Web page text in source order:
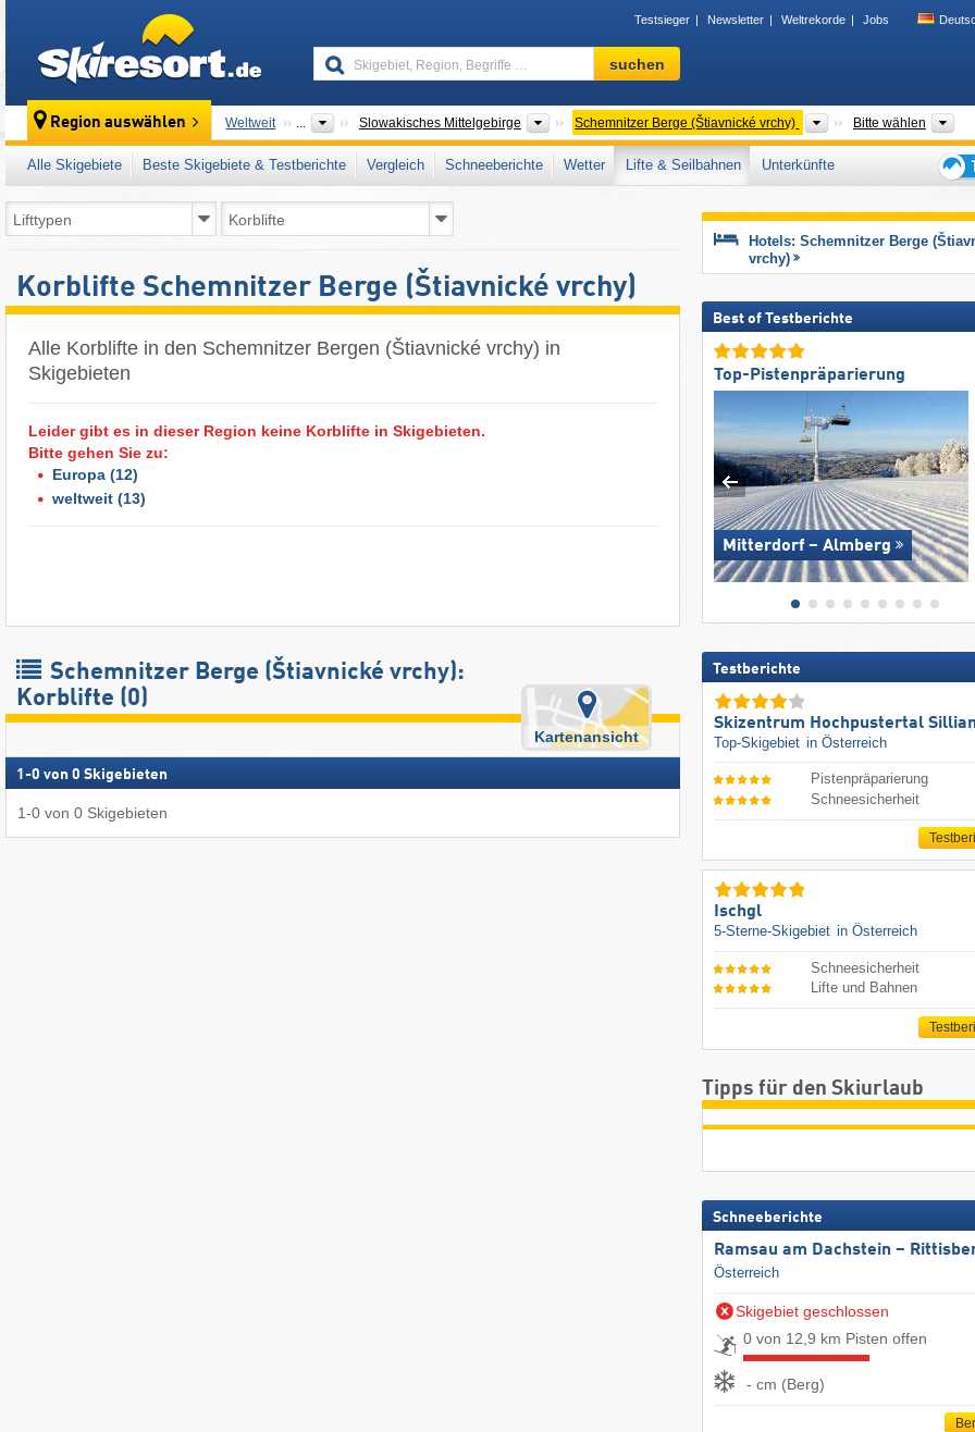
Testsieger Newsletter Weltrekorde Jobs
Skigebiet,
Region,
…
suchen
Region auswählen Weltweit ... Slowakisches Mittelgebirge Gebirgszüge
Schemnitzer Berge (Štiavnické vrchy) Gebirgszüge
Bitte wählen
Alle Skigebiete Beste Skigebiete & Testberichte Vergleich Schneeberichte Wetter Lifte & Seilbahnen
Unterkünfte
für
den
Korblifte Schemnitzer Berge (Štiavnické vrchy)
Alle Korblifte in den Schemnitzer Bergen (Štiavnické vrchy) in
Skigebieten
Leider gibt es in dieser Region keine Korblifte in Skigebieten.
Bitte gehen Sie zu:
Europa (12)
weltweit (13)
Schemnitzer Berge (Štiavnické vrchy):
Korblifte (0)
Kartenansicht
1 -0 von 0 Skigebieten
1-0 von 0 Skigebieten
Hotels: Schemnitzer Berge
vrchy)
Best of Testberichte
Top-Pistenpräparierung
Mitterdorf – Almberg
Testberichte
Skizentrum Hochpustertal
Top-Skigebiet in Österreich
Pistenpräparierung
Schneesicherheit
Ischgl
5-Sterne-Skigebiet in Österreich
Schneesicherheit
Lifte und Bahnen
Tipps für den Skiurlaub
Schneeberichte
Ramsau am Dachstein –
Österreich
Skigebiet geschlossen
0 von 12,9 km Pisten offen
- cm (Berg)